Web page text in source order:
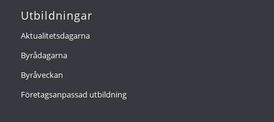
Utbildningar
Aktualitetsdagarna
Byrådagarna
Byråveckan
Företagsanpassad utbildning